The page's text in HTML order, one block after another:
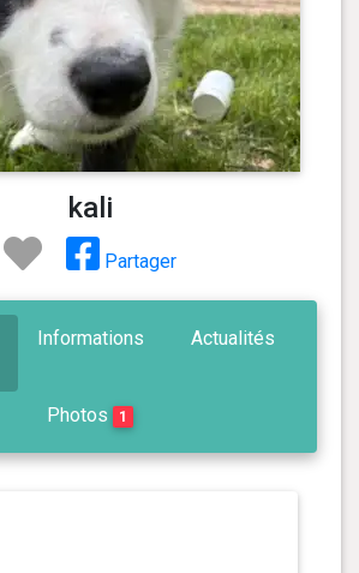
kali
Partager
Informations Actualités
Photos 1